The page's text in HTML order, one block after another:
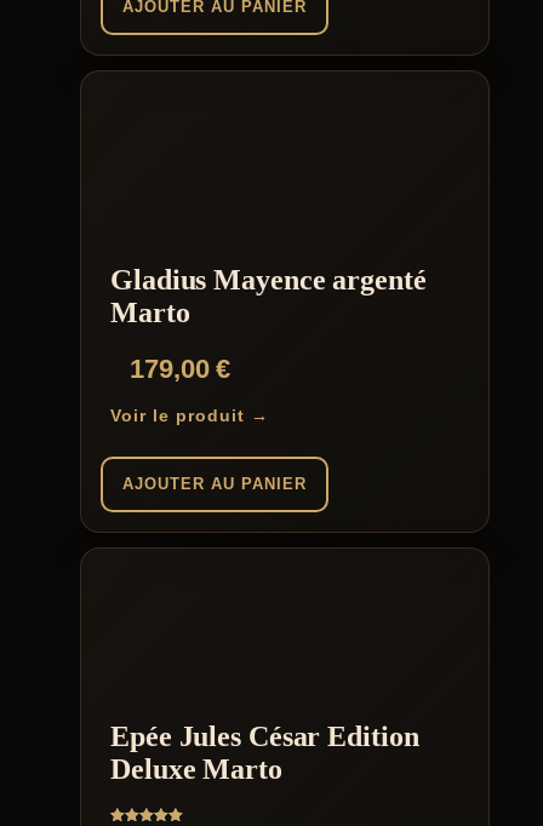
AJOUTER AU PANIER
Gladius Mayence argenté
Marto
179,00€
Voir le produit →
AJOUTER AU PANIER
Epée Jules César Edition
Deluxe Marto